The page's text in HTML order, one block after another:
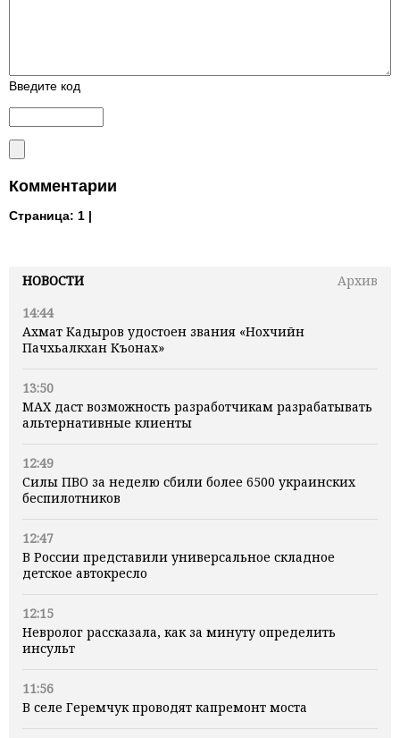
НОВОСТИ
Архив
14:44
Ахмат Кадыров удостоен звания «Нохчийн
Пачхьалкхан Къонах»
13:50
MAX даст возможность разработчикам разрабатывать
альтернативные клиенты
12:49
Силы ПВО за неделю сбили более 6500 украинских
беспилотников
12:47
В России представили универсальное складное
детское автокресло
12:15
Невролог рассказала, как за минуту определить
инсульт
11:56
В селе Геремчук проводят капремонт моста
Введите код
Комментарии
Страница: 1 |